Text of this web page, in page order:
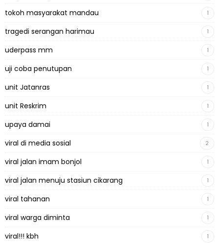
tokoh masyarakat mandau 1
tragedi serangan harimau 1
uderpass mm 1
uji coba penutupan 1
unit Jatanras 1
unit Reskrim 1
upaya damai 1
viral di media sosial 2
viral jalan imam bonjol 1
viral jalan menuju stasiun cikarang 1
viral tahanan 1
viral warga diminta 1
viral!!! kbh 1